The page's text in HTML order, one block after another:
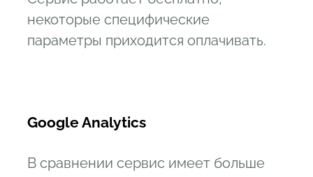
некоторые специфические
параметры приходится оплачивать.
Google Analytics
В сравнении сервис имеет больше